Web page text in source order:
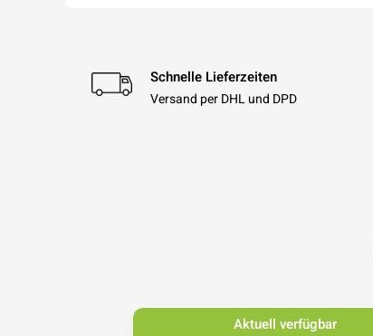
Schnelle Lieferzeiten
Versand per DHL und DPD
Aktuell verfügbar